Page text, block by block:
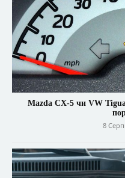
Mazda CX-5 чи VW
8